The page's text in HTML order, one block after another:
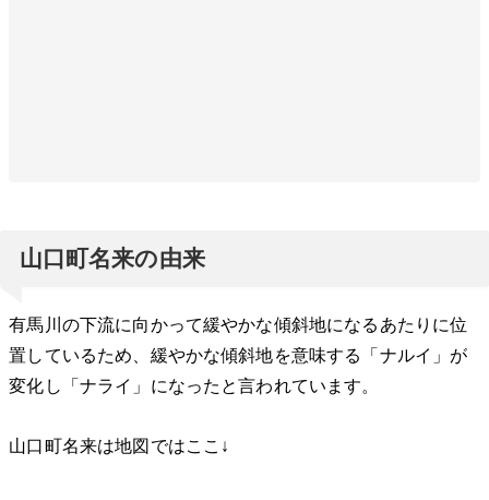
山口町名来の由来
有馬川の下流に向かって緩やかな傾斜地になるあたりに位
置しているため、緩やかな傾斜地を意味する「ナルイ」が
変化し「ナライ」になったと言われています。
山口町名来は地図ではここ↓